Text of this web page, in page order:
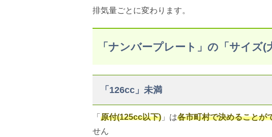
排気量ごとに変わります。
「ナンバープレート」の「サイズ(
「126cc」未満
「 原付(125cc以下) 」は各市町村で決めることが
せん